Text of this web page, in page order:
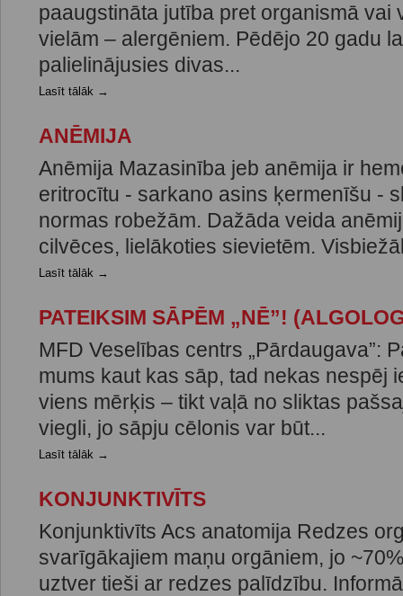
paaugstināta jutība pret organismā vai
vielām – alergēniem. Pēdējo 20 gadu
palielinājusies divas...
Lasīt tālāk →
ANĒMIJA
Anēmija Mazasinība jeb anēmija ir
eritrocītu - sarkano asins ķermenīšu -
normas robežām. Dažāda veida
cilvēces, lielākoties sievietēm.
Lasīt tālāk →
PATEIKSIM SĀPĒM „NĒ”!
MFD Veselības centrs „Pārdaugava”:
mums kaut kas sāp, tad nekas nespēj
viens mērķis – tikt vaļā no sliktas
viegli, jo sāpju cēlonis var būt...
Lasīt tālāk →
KONJUNKTIVĪTS
Konjunktivīts Acs anatomija Redzes
svarīgākajiem maņu orgāniem, jo
uztver tieši ar redzes palīdzību.